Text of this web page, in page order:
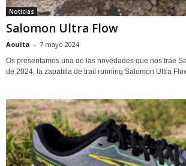
Noticias
Salomon Ultra Flow
Aouita - 7 mayo 2024
Os presentamos una de las novedades que nos trae
de 2024, la zapatilla de trail running Salomon Ultra